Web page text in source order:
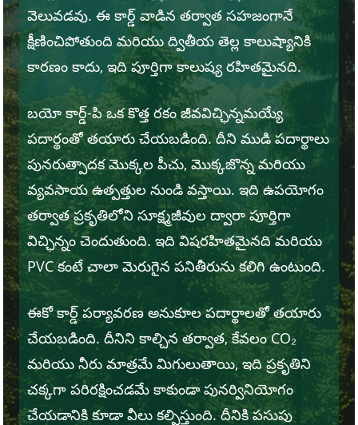
వెలువడవు. ఈ కార్డ్ వాడిన తర్వాత సహజంగానే
క్షీణించిపోతుంది మరియు ద్వితీయ తెల్ల కాలుష్యానికి
కారణం కాదు, ఇది పూర్తిగా కాలుష్య రహితమైనది.
బయో కార్డ్-పి ఒక కొత్త రకం జీవవిచ్ఛిన్నమయ్యే
పదార్థంతో తయారు చేయబడింది. దీని ముడి పదార్థాలు
పునరుత్పాదక మొక్కల పీచు, మొక్కజొన్న మరియు
వ్యవసాయ ఉత్పత్తుల నుండి వస్తాయి. ఇది ఉపయోగం
తర్వాత ప్రకృతిలోని సూక్ష్మజీవుల ద్వారా పూర్తిగా
విచ్ఛిన్నం చెందుతుంది. ఇది విషరహితమైనది మరియు
PVC కంటే చాలా మెరుగైన పనితీరును కలిగి ఉంటుంది.
ఈకో కార్డ్ పర్యావరణ అనుకూల పదార్థాలతో తయారు
చేయబడింది. దీనిని కాల్చిన తర్వాత, కేవలం CO₂
మరియు నీరు మాత్రమే మిగులుతాయి, ఇది ప్రకృతిని
చక్కగా పరిరక్షించడమే కాకుండా పునర్వినియోగం
చేయడానికి కూడా వీలు కల్పిస్తుంది. దీనికి పసుపు